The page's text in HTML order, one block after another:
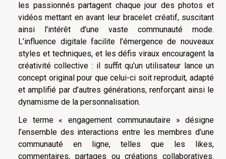
les passionnés partagent chaque jour des photos et
vidéos mettant en avant leur bracelet créatif, suscitant
ainsi l'intérêt d’une vaste communauté mode.
L’influence digitale facilite l’émergence de nouveaux
styles et techniques, et les défis viraux encouragent la
créativité collective : il suffit qu’un utilisateur lance un
concept original pour que celui-ci soit reproduit, adapté
et amplifié par d’autres générations, renforçant ainsi le
dynamisme de la personnalisation.
Le terme « engagement communautaire » désigne
l’ensemble des interactions entre les membres d’une
communauté en ligne, telles que les likes,
commentaires, partages ou créations collaboratives.